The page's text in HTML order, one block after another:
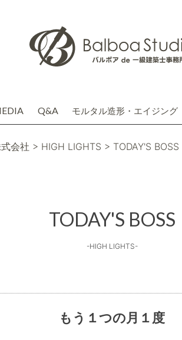
Q&A モルタル造形・エイジング
会社 > HIGH LIGHTS > TODAY'S BOSS
TODAY'S BOSS
-HIGH LIGHTS-
もう１つの月１度